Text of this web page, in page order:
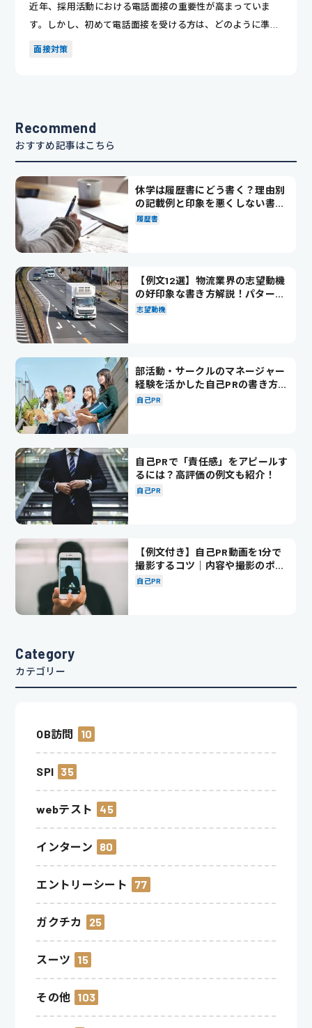
近年、採用活動における電話面接の重要性が高まっていま
す。しかし、初めて電話面接を受ける方は、どのように準備
すれば良いか分...
面接対策
Recommend
おすすめ記事はこちら
休学は履歴書にどう書く？理由別
の記載例と印象を悪くしない書き
方を解説
履歴書
【例文12選】物流業界の志望動機
の好印象な書き方解説！パターン
別の例文も紹介
志望動機
部活動・サークルのマネージャー
経験を活かした自己PRの書き方を
徹底解説！
自己PR
自己PRで「責任感」をアピールす
るには？高評価の例文も紹介！
自己PR
【例文付き】自己PR動画を1分で
撮影するコツ｜内容や撮影のポイ
ントも解説
自己PR
Category
カテゴリー
OB訪問 10
SPI 35
webテスト 45
インターン 80
エントリーシート 77
ガクチカ 25
スーツ 15
その他 103